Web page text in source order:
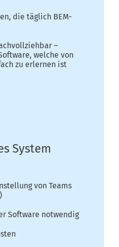
die täglich BEM-
–
welche von
zu erlernen ist
System
von Teams
Software notwendig